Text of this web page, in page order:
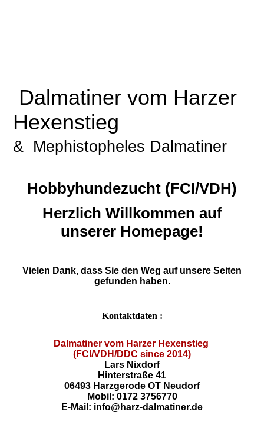
Dalmatiner vom Harzer
Hexenstieg
& Mephistopheles Dalmatiner
Hobbyhundezucht (FCI/VDH)
Herzlich Willkommen auf
unserer Homepage!
Vielen Dank, dass Sie den Weg auf unsere Seiten
gefunden haben.
Kontaktdaten :
Dalmatiner vom Harzer Hexenstieg
(FCI/VDH/DDC since 2014)
Lars Nixdorf
Hinterstraße 41
06493 Harzgerode OT Neudorf
Mobil: 0172 3756770
E-Mail: info@harz-dalmatiner.de